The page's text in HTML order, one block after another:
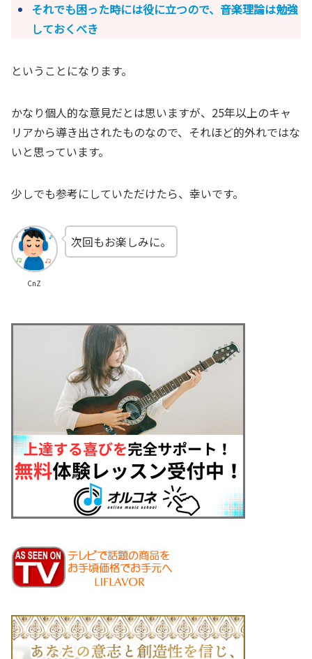
それでも困った時には役に立つので、音楽理論は勉強
しておくべき
ということになります。
かなり個人的な意見だとは思いますが、25年以上のキャ
リアから導き出されたものなので、それほど的外れではな
いと思っています。
少しでも参考にしていただけたら、幸いです。
CnZ
次回もお楽しみに。